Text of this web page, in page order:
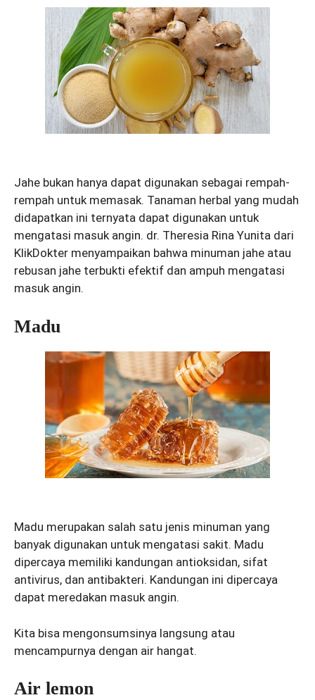
Jahe bukan hanya dapat digunakan sebagai rempah-
rempah untuk memasak. Tanaman herbal yang mudah
didapatkan ini ternyata dapat digunakan untuk
mengatasi masuk angin. dr. Theresia Rina Yunita dari
KlikDokter menyampaikan bahwa minuman jahe atau
rebusan jahe terbukti efektif dan ampuh mengatasi
masuk angin.
Madu
Madu merupakan salah satu jenis minuman yang
banyak digunakan untuk mengatasi sakit. Madu
dipercaya memiliki kandungan antioksidan, sifat
antivirus, dan antibakteri. Kandungan ini dipercaya
dapat meredakan masuk angin.
Kita bisa mengonsumsinya langsung atau
mencampurnya dengan air hangat.
Air lemon